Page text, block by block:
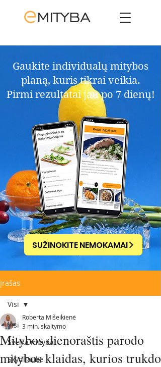
Gaukite individualų mitybos
planą, kuris tikrai veikia.​
Pirmi rezultatai jau po 7 dienų!
SUŽINOKITE NEMOKAMAI
Įrašas
Visi
Sveika mityba
Skydliaukė
Visi
Mitybos dienoraštis parodo
mitybos klaidas, kurios trukdo
Roberta Mišeikienė
3 min. skaitymo